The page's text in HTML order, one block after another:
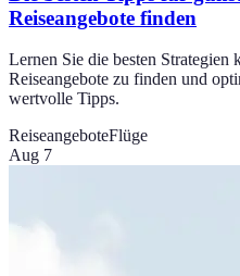
Reiseangebote finden
Lernen Sie die besten Strategien
Reiseangebote zu finden und
wertvolle Tipps.
ReiseangeboteFlüge
Aug 7